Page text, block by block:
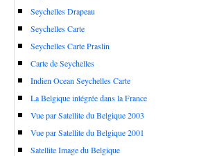
Seychelles Drapeau
Seychelles Carte
Seychelles Carte Praslin
Carte de Seychelles
Indien Ocean Seychelles Carte
La Belgique intégrée dans la France
Vue par Satellite du Belgique 2003
Vue par Satellite du Belgique 2001
Satellite Image du Belgique